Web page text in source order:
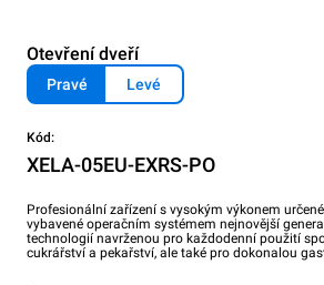
Otevření dveří
Pravé Levé
Kód:
XELA-05EU-EXRS-PO
Profesionální zařízení s vysokým výkonem
vybavené operačním systémem nejnovější
technologií navrženou pro každodenní použití
cukrářství a pekařství, ale také pro dokonalou